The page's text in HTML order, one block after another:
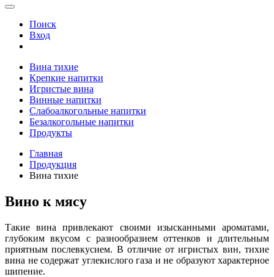
Поиск
Вход
Вина тихие
Крепкие напитки
Игристые вина
Винные напитки
Слабоалкогольные напитки
Безалкогольные напитки
Продукты
Главная
Продукция
Вина тихие
Вино к мясу
Такие вина привлекают своими изысканными ароматами,
глубоким вкусом с разнообразием оттенков и длительным
приятным послевкусием. В отличие от игристых вин, тихие
вина не содержат углекислого газа и не образуют характерное
шипение.